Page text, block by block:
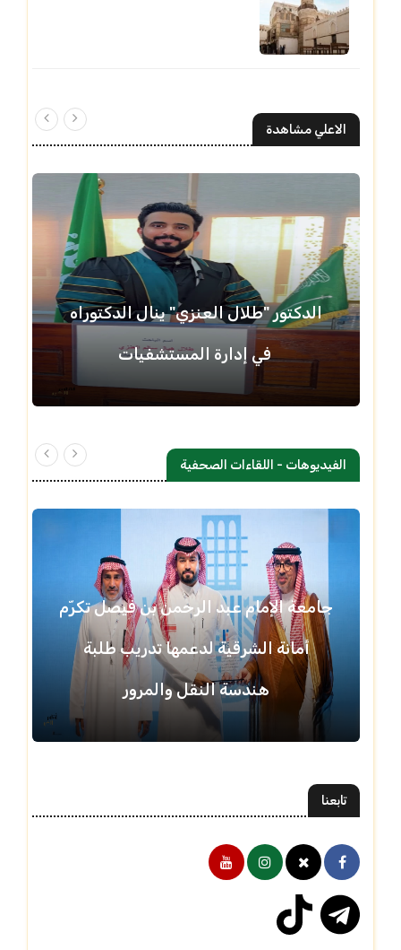
الاعلي مشاهدة
الدكتور "طلال العنزي" ينال الدكتوراه
في إدارة المستشفيات
الفيديوهات - اللقاءات الصحفية
جامعة الإمام عبد الرحمن بن فيصل تكرّم
أمانة الشرقية لدعمها تدريب طلبة
هندسة النقل والمرور
تابعنا